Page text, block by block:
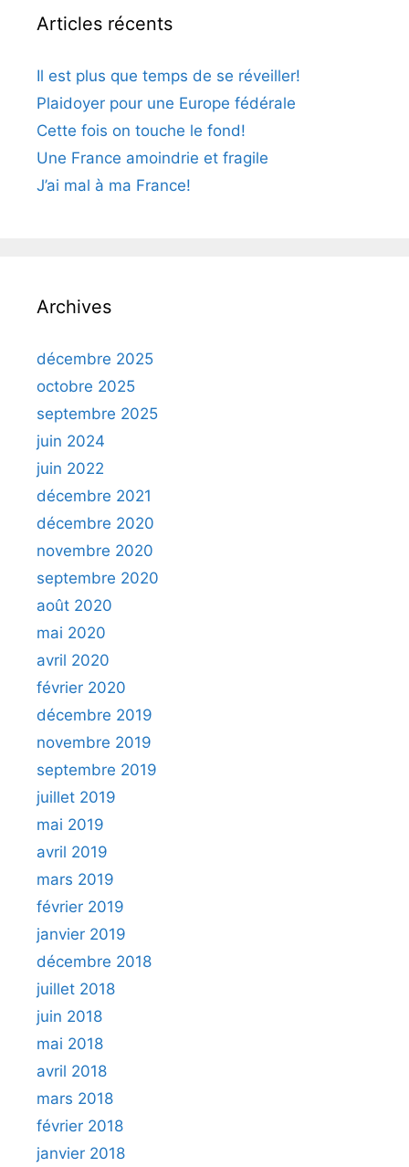
Articles récents
Il est plus que temps de se réveiller!
Plaidoyer pour une Europe fédérale
Cette fois on touche le fond!
Une France amoindrie et fragile
J’ai mal à ma France!
Archives
décembre 2025
octobre 2025
septembre 2025
juin 2024
juin 2022
décembre 2021
décembre 2020
novembre 2020
septembre 2020
août 2020
mai 2020
avril 2020
février 2020
décembre 2019
novembre 2019
septembre 2019
juillet 2019
mai 2019
avril 2019
mars 2019
février 2019
janvier 2019
décembre 2018
juillet 2018
juin 2018
mai 2018
avril 2018
mars 2018
février 2018
janvier 2018